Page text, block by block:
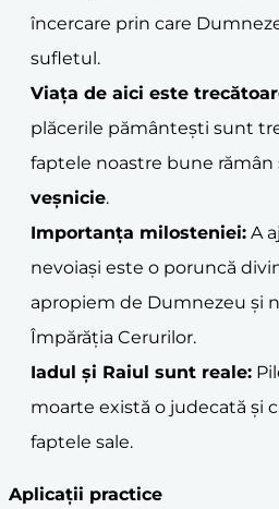
încercare prin care
sufletul.
Viața de aici este
plăcerile pământești sunt
faptele noastre bune rămân
veșnicie.
Importanța milosteniei: A
nevoiași este o poruncă
apropiem de Dumnezeu și
Împărăția Cerurilor.
Iadul și Raiul sunt reale:
moarte există o judecată și
faptele sale.
Aplicații practice